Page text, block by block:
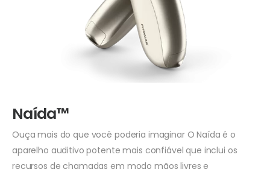
Naída™
Ouça mais do que você poderia imaginar O Naída é o
aparelho auditivo potente mais confiável que inclui os
recursos de chamadas em modo mãos livres e